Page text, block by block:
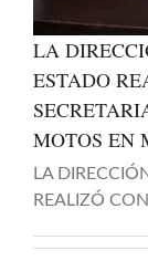
LA
ESTADO
MOTOS EN
LA
REALIZÓ